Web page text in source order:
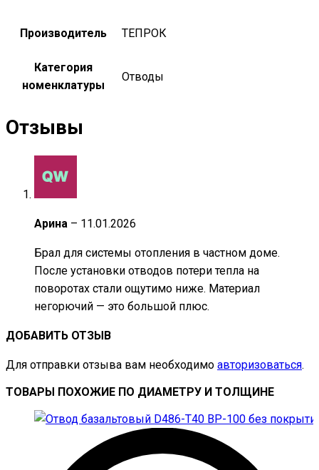
Производитель ТЕПРОК
Категория
номенклатуры
Отводы
Отзывы
Арина – 11.01.2026
Брал для системы отопления в частном доме.
После установки отводов потери тепла на
поворотах стали ощутимо ниже. Материал
негорючий — это большой плюс.
ДОБАВИТЬ ОТЗЫВ
Для отправки отзыва вам необходимо авторизоваться.
ТОВАРЫ ПОХОЖИЕ ПО ДИАМЕТРУ И ТОЛЩИНЕ